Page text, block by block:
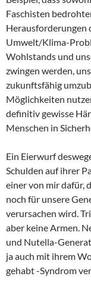
Faschisten
Herausforderungen
Umwelt/Klima-
Wohlstands und
zwingen werden,
zukunftsfähig
Möglichkeiten
definitiv gewisse
Menschen in
Ein Eierwurf
Schulden auf ihrer
einer von mir dafür,
noch für unsere
verursachen wird.
aber keine Armen.
und Nutella-
ja auch mit ihrem
gehabt -Syndrom